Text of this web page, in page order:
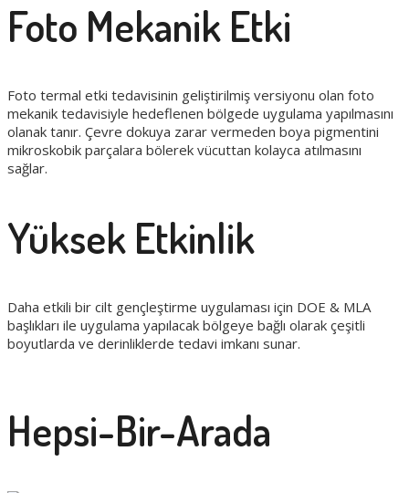
Foto Mekanik Etki
Foto termal etki tedavisinin geliştirilmiş versiyonu olan foto
mekanik tedavisiyle hedeflenen bölgede uygulama yapılmasını
olanak tanır. Çevre dokuya zarar vermeden boya pigmentini
mikroskobik parçalara bölerek vücuttan kolayca atılmasını
sağlar.
Yüksek Etkinlik
Daha etkili bir cilt gençleştirme uygulaması için DOE & MLA
başlıkları ile uygulama yapılacak bölgeye bağlı olarak çeşitli
boyutlarda ve derinliklerde tedavi imkanı sunar.
Hepsi-Bir-Arada